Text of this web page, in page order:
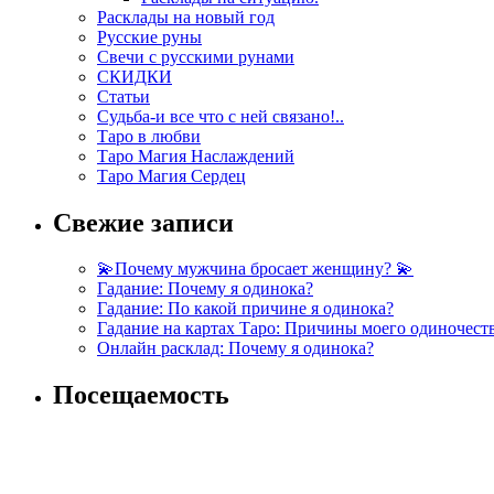
Расклады на новый год
Русские руны
Свечи с русскими рунами
СКИДКИ
Статьи
Судьба-и все что с ней связано!..
Таро в любви
Таро Магия Наслаждений
Таро Магия Сердец
Свежие записи
💫Почему мужчина бросает женщину? 💫
Гадание: Почему я одинока?
Гадание: По какой причине я одинока?
Гадание на картах Таро: Причины моего
Онлайн расклад: Почему я одинока?
Посещаемость